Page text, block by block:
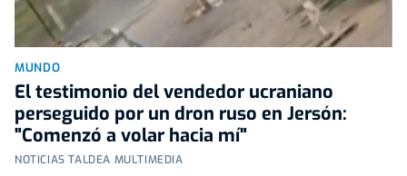
MUNDO
El testimonio del vendedor ucraniano
perseguido por un dron ruso en Jersón:
"Comenzó a volar hacia mí"
NOTICIAS TALDEA MULTIMEDIA